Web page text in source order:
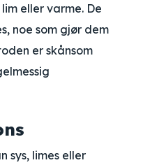
eller varme. De
noe som gjør dem
er skånsom
sys, limes eller